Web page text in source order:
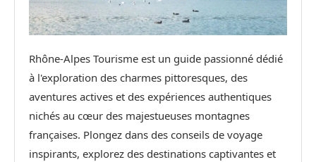
Rhône-Alpes Tourisme est un guide passionné dédié
à l'exploration des charmes pittoresques, des
aventures actives et des expériences authentiques
nichés au cœur des majestueuses montagnes
françaises. Plongez dans des conseils de voyage
inspirants, explorez des destinations captivantes et